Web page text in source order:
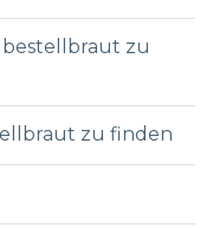
zu
zu finden